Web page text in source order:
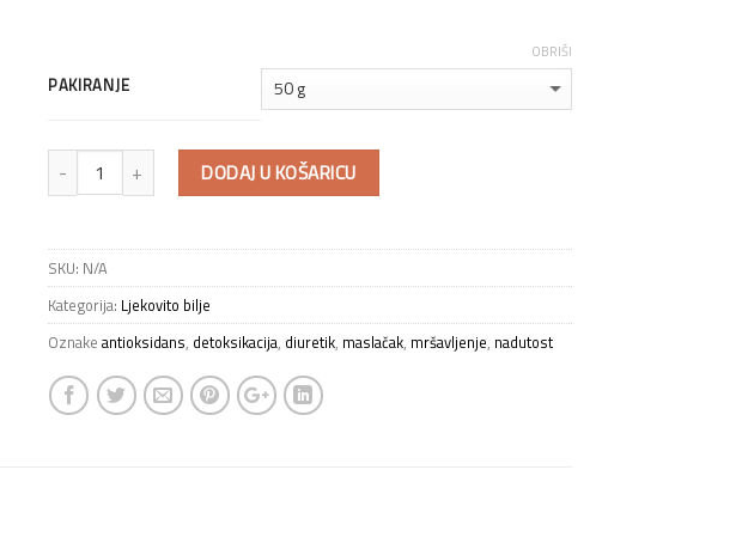
PAKIRANJE
OBRIŠI
DODAJ U KOŠARICU
SKU: N/A
Kategorija: Ljekovito bilje
Oznake antioksidans, detoksikacija, diuretik, maslačak, mršavljenje, nadutost